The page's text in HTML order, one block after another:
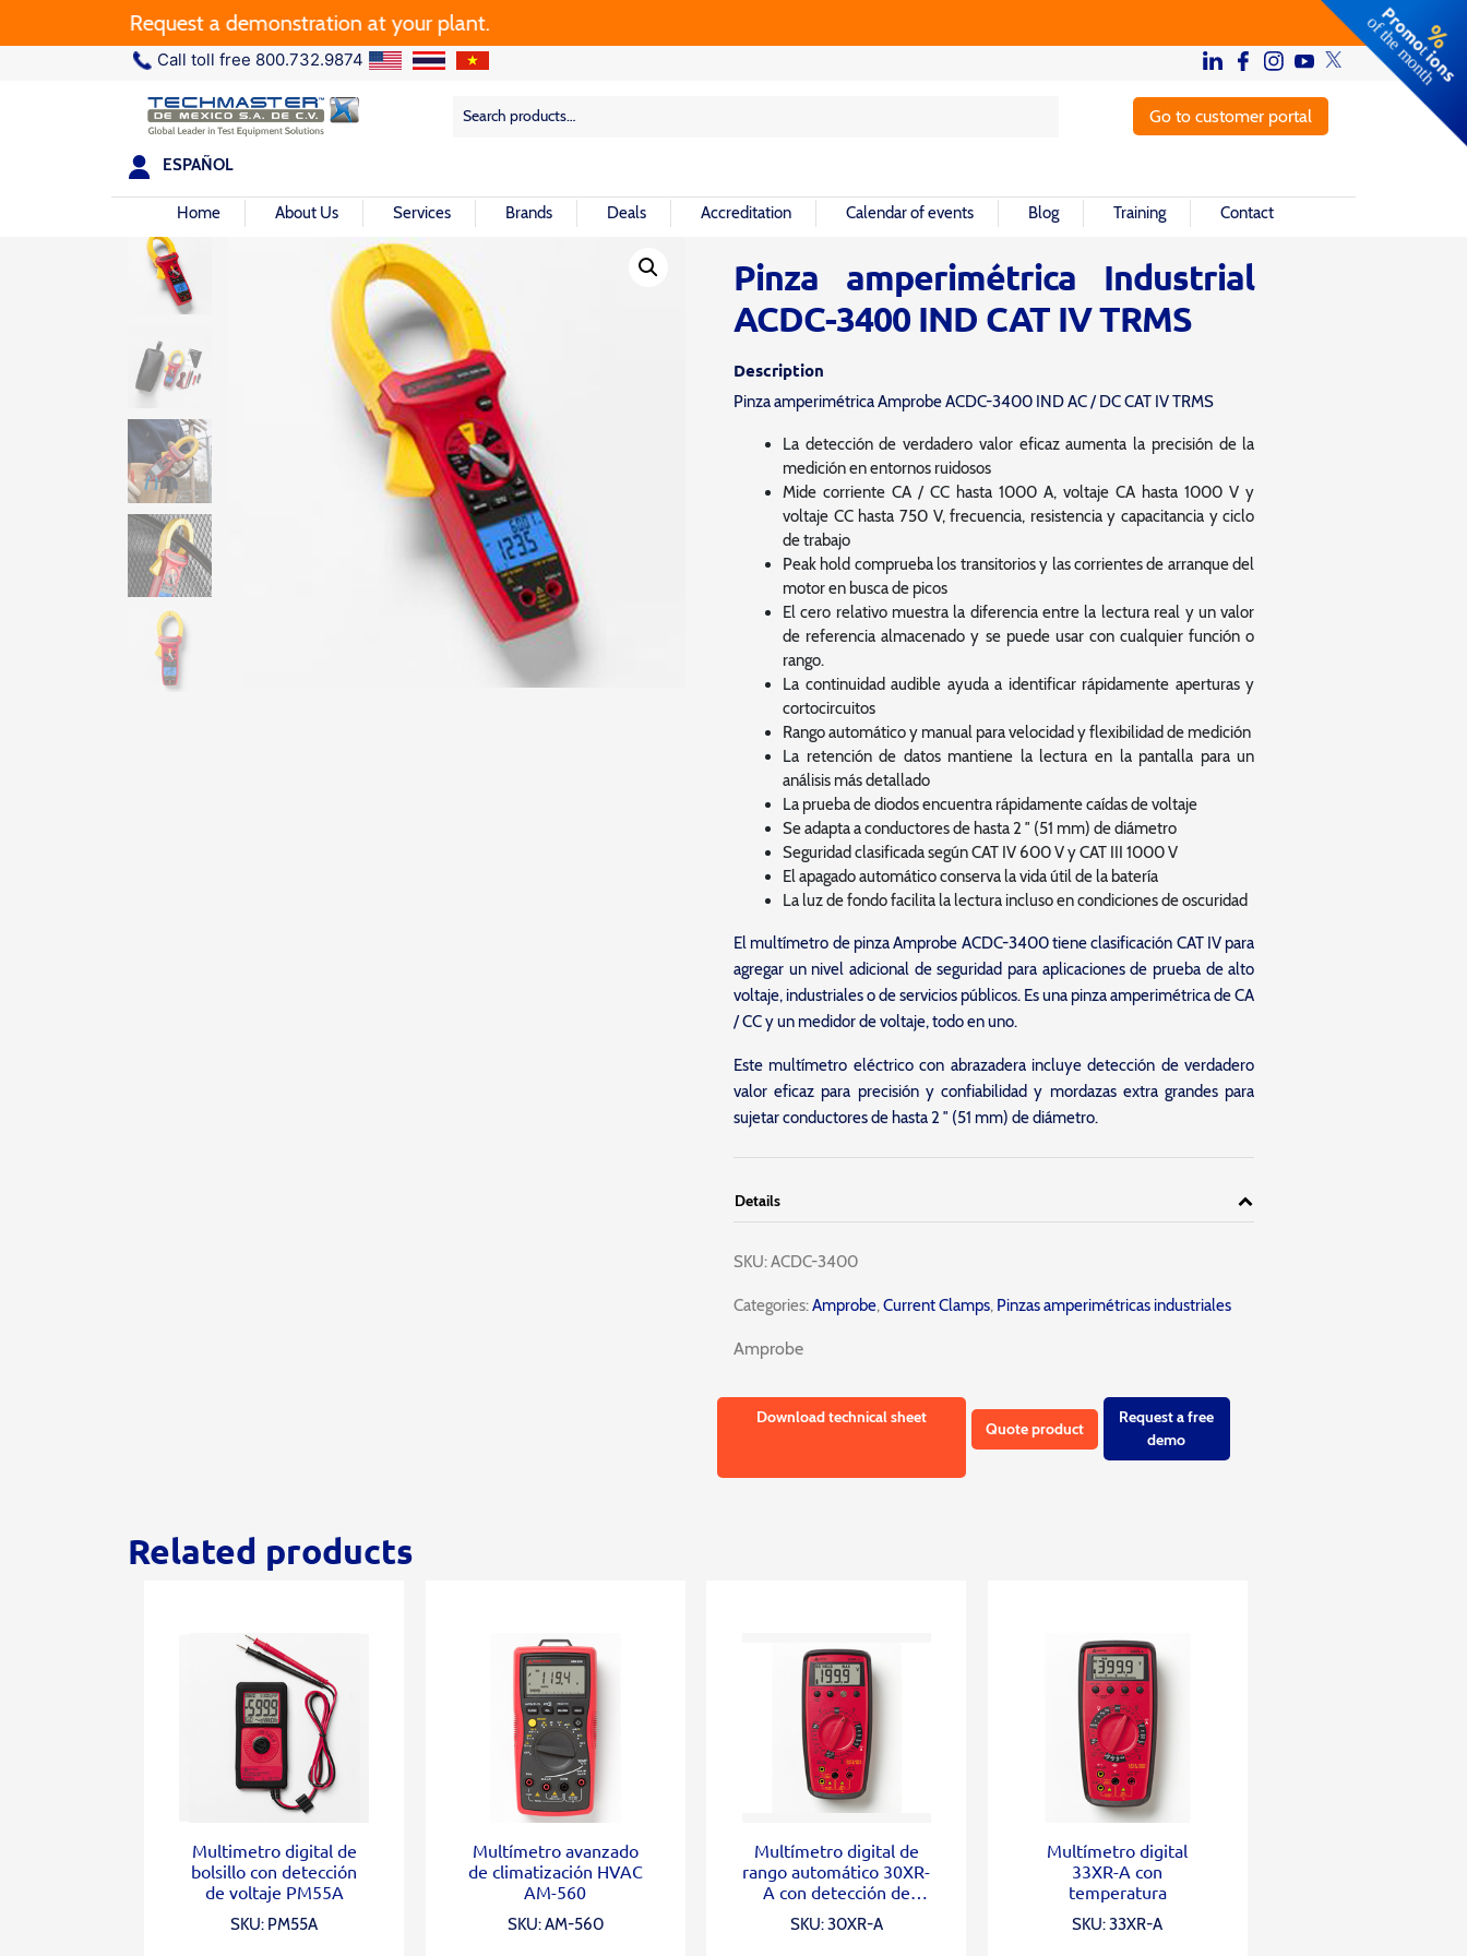
Request a demonstration at your plant.
Call toll free 800.732.9874
Search
Search Go to customer portal
ESPAÑOL
Home About Us Services Brands Deals Accreditation Calendar of events Blog Training Contact
Pinza amperimétrica Industrial
ACDC-3400 IND CAT IV TRMS
Description
Pinza amperimétrica Amprobe ACDC-3400 IND AC / DC CAT IV TRMS
La detección de verdadero valor eficaz aumenta la precisión de la
medición en entornos ruidosos
Mide corriente CA / CC hasta 1000 A, voltaje CA hasta 1000 V y
voltaje CC hasta 750 V, frecuencia, resistencia y capacitancia y ciclo
de trabajo
Peak hold comprueba los transitorios y las corrientes de arranque del
motor en busca de picos
El cero relativo muestra la diferencia entre la lectura real y un valor
de referencia almacenado y se puede usar con cualquier función o
rango.
La continuidad audible ayuda a identificar rápidamente aperturas y
cortocircuitos
Rango automático y manual para velocidad y flexibilidad de medición
La retención de datos mantiene la lectura en la pantalla para un
análisis más detallado
La prueba de diodos encuentra rápidamente caídas de voltaje
Se adapta a conductores de hasta 2 ″ (51 mm) de diámetro
Seguridad clasificada según CAT IV 600 V y CAT III 1000 V
El apagado automático conserva la vida útil de la batería
La luz de fondo facilita la lectura incluso en condiciones de oscuridad
El multímetro de pinza Amprobe ACDC-3400 tiene clasificación CAT IV para
agregar un nivel adicional de seguridad para aplicaciones de prueba de alto
voltaje, industriales o de servicios públicos. Es una pinza amperimétrica de CA
/ CC y un medidor de voltaje, todo en uno.
Este multímetro eléctrico con abrazadera incluye detección de verdadero
valor eficaz para precisión y confiabilidad y mordazas extra grandes para
sujetar conductores de hasta 2 ″ (51 mm) de diámetro.
Details
SKU:ACDC-3400
Categories:Amprobe,Current Clamps, Pinzas amperimétricas industriales
Amprobe
Download technical sheet
Quote product
Request a free
demo
Related products
Multimetro digital de
bolsillo con detección
de voltaje PM55A
SKU: PM55A
Multímetro avanzado
de climatización HVAC
AM-560
SKU: AM-560
Multímetro digital de
rango automático 30XR-
A con detección de
VolTect ™
SKU: 30XR-A
Multímetro digital
33XR-A con
temperatura
SKU: 33XR-A